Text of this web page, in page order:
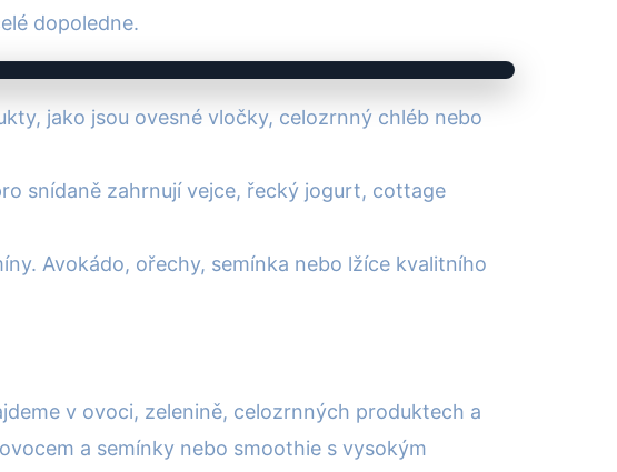
dopoledne.
jako jsou ovesné vločky, celozrnný chléb nebo
snídaně zahrnují vejce, řecký jogurt, cottage
Avokádo, ořechy, semínka nebo lžíce kvalitního
v ovoci, zelenině, celozrnných produktech a
a semínky nebo smoothie s vysokým